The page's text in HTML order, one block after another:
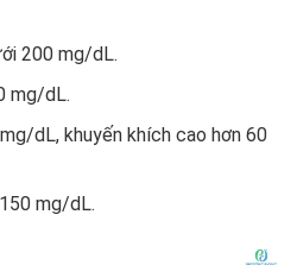
200 mg/dL.
mg/dL.
dL, khuyến khích cao hơn 60
mg/dL.